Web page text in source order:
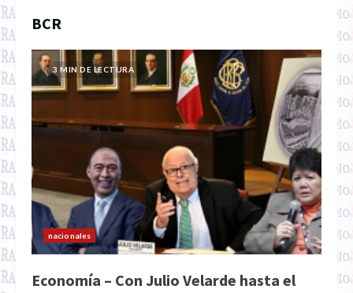
BCR
3 MIN DE LECTURA
nacionales
Economía – Con Julio Velarde hasta el